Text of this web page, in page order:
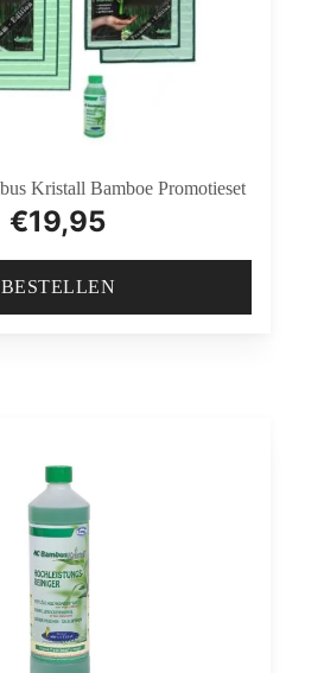
Aqua Clean Bambus Kristall Bamboe Promotieset
€19,95
BESTELLEN